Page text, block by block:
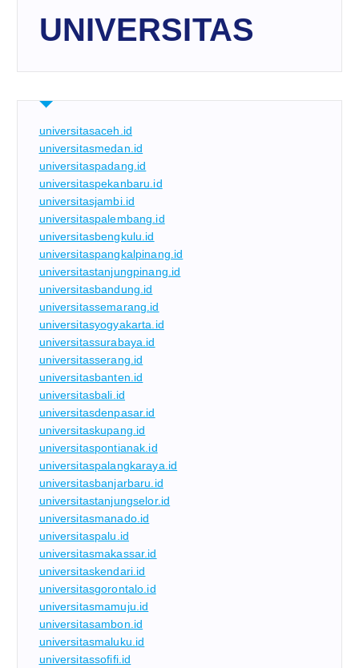
UNIVERSITAS
universitasaceh.id
universitasmedan.id
universitaspadang.id
universitaspekanbaru.id
universitasjambi.id
universitaspalembang.id
universitasbengkulu.id
universitaspangkalpinang.id
universitastanjungpinang.id
universitasbandung.id
universitassemarang.id
universitasyogyakarta.id
universitassurabaya.id
universitasserang.id
universitasbanten.id
universitasbali.id
universitasdenpasar.id
universitaskupang.id
universitaspontianak.id
universitaspalangkaraya.id
universitasbanjarbaru.id
universitastanjungselor.id
universitasmanado.id
universitaspalu.id
universitasmakassar.id
universitaskendari.id
universitasgorontalo.id
universitasmamuju.id
universitasambon.id
universitasmaluku.id
universitassofifi.id